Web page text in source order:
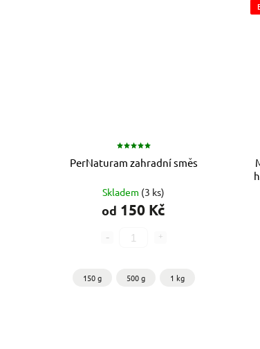
PerNaturam zahradní směs
Skladem (3 ks)
od 150 Kč
150 g 500 g 1 kg